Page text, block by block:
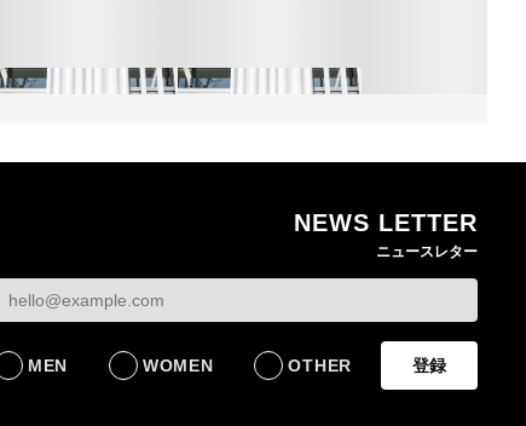
被災経緯を書面で
発表
BUSINESS
オンワードHDが緊急時
に貴重品の常時携行を
BUSINESS
【トップに聞く
オンワードHD保元道
るための企業戦略
NEWS LETTER
ニュースレター
MEN WOMEN OTHER 登録